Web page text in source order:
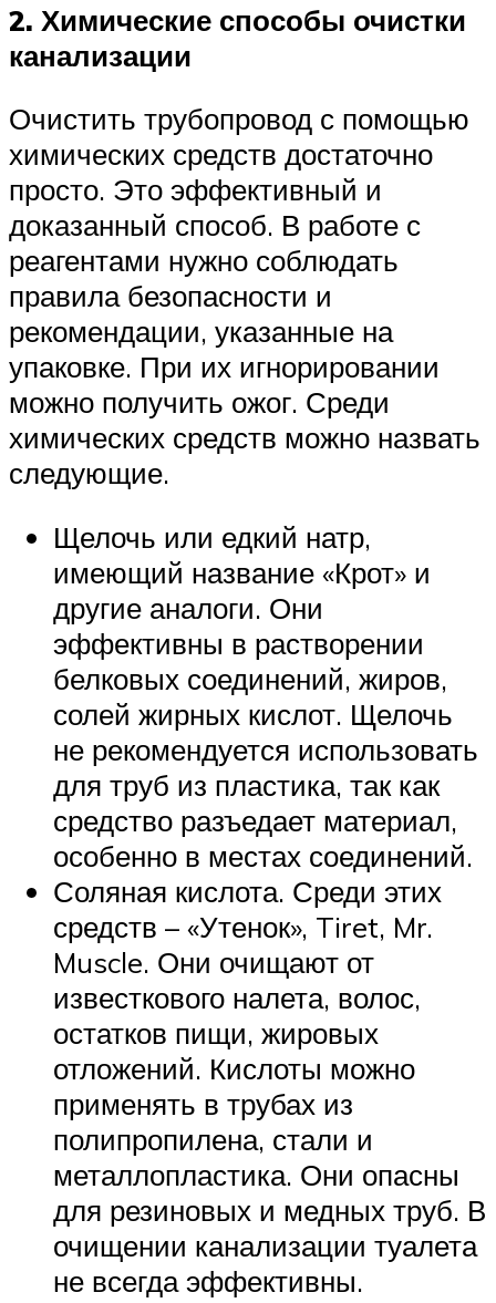
2. Химические способы очистки
канализации
Очистить трубопровод с помощью
химических средств достаточно
просто. Это эффективный и
доказанный способ. В работе с
реагентами нужно соблюдать
правила безопасности и
рекомендации, указанные на
упаковке. При их игнорировании
можно получить ожог. Среди
химических средств можно назвать
следующие.
Щелочь или едкий натр,
имеющий название «Крот» и
другие аналоги. Они
эффективны в растворении
белковых соединений, жиров,
солей жирных кислот. Щелочь
не рекомендуется использовать
для труб из пластика, так как
средство разъедает материал,
особенно в местах соединений.
Соляная кислота. Среди этих
средств – «Утенок», Tiret, Mr.
Muscle. Они очищают от
известкового налета, волос,
остатков пищи, жировых
отложений. Кислоты можно
применять в трубах из
полипропилена, стали и
металлопластика. Они опасны
для резиновых и медных труб. В
очищении канализации туалета
не всегда эффективны.